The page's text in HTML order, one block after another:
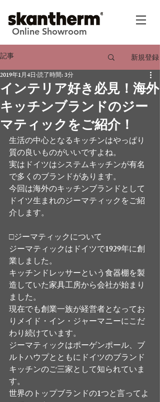
Online Showroom
記事 新規登録
インテリア好き必見！海外
キッチンブランドのジー
マティックをご紹介！
2019年1月4日 読了時間: 3分
生活の中心となるキッチンはやっぱり
質の良いものがいいですよね。
実はドイツはシステムキッチンが有名
で多くのブランドがあります。
今回は海外のキッチンブランドとして
ドイツ生まれのジーマティックをご紹
介します。
□ジーマティックについて
ジーマティックはドイツで1929年に創
業しました。
キッチンドレッサーという食器棚を製
造していた家具工房から会社が始まり
ました。
現在でも創業一族が経営者となってお
りメイド・イン・ジャーマニーにこだ
わり続けています。
ジーマティックはポーゲンポール、ブ
ルトハウプとともにドイツのブランド
キッチンのご三家として知られていま
す。
世界のトップブランドの1つと言ってよ